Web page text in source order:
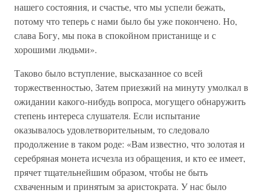
нашего состояния, и счастье, что мы успели бежать,
потому что теперь с нами было бы уже покончено. Но,
слава Богу, мы пока в спокойном пристанище и с
хорошими людьми».
Таково было вступление, высказанное со всей
торжественностью, Затем приезжий на минуту умолкал в
ожидании какого-нибудь вопроса, могущего обнаружить
степень интереса слушателя. Если испытание
оказывалось удовлетворительным, то следовало
продолжение в таком роде: «Вам известно, что золотая и
серебряная монета исчезла из обращения, и кто ее имеет,
прячет тщательнейшим образом, чтобы не быть
схваченным и принятым за аристократа. У нас было